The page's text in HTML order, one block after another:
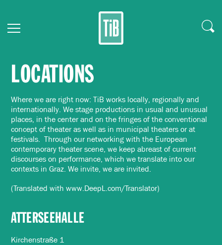
LOCATIONS
Where we are right now: TiB works locally, regionally and
internationally. We stage productions in usual and unusual
places, in the center and on the fringes of the conventional
concept of theater as well as in municipal theaters or at
festivals. Through our networking with the European
contemporary theater scene, we keep abreast of current
discourses on performance, which we translate into our
contexts in Graz. We invite, we are invited.
(Translated with www.DeepL.com/Translator)
ATTERSEEHALLE
Kirchenstraße 1